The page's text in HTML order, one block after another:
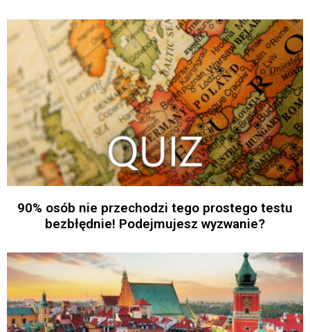
90% osób nie przechodzi tego prostego testu
bezbłędnie! Podejmujesz wyzwanie?